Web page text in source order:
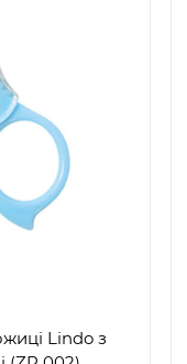
Lindo з